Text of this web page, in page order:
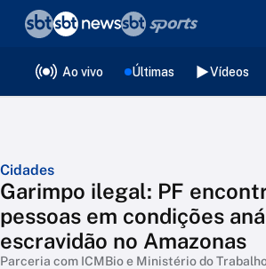
Ao vivo Últimas Vídeos
Cidades
Garimpo ilegal: PF
pessoas em condições
escravidão no Amazonas
Parceria com ICMBio e Ministério do
❮voltar
Editorias